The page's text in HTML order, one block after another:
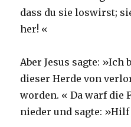
dass du sie loswirst;
her! «
Aber Jesus sagte:
dieser Herde von
worden. « Da warf die
nieder und sagte: